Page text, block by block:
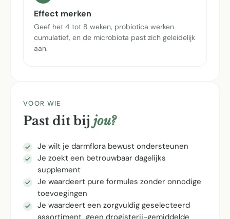
Effect merken
Geef het 4 tot 8 weken, probiotica werken
cumulatief, en de microbiota past zich geleidelijk
aan.
VOOR WIE
Past dit bij jou?
Je wilt je darmflora bewust ondersteunen
Je zoekt een betrouwbaar dagelijks
supplement
Je waardeert pure formules zonder onnodige
toevoegingen
Je waardeert een zorgvuldig geselecteerd
assortiment, geen drogisterij-gemiddelde